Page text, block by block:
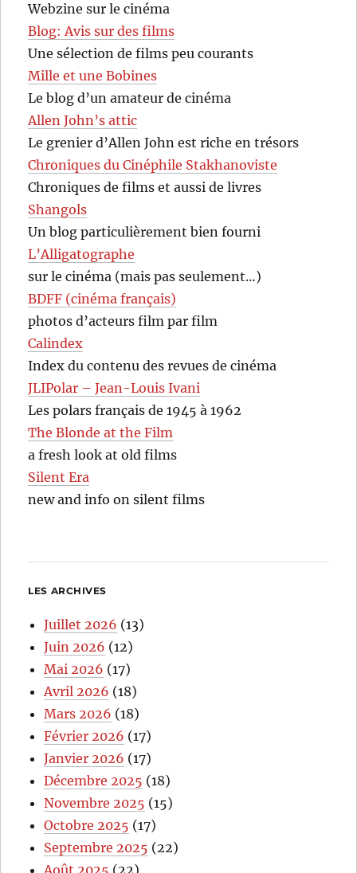
Webzine sur le cinéma
Blog: Avis sur des films
Une sélection de films peu courants
Mille et une Bobines
Le blog d’un amateur de cinéma
Allen John’s attic
Le grenier d’Allen John est riche en trésors
Chroniques du Cinéphile Stakhanoviste
Chroniques de films et aussi de livres
Shangols
Un blog particulièrement bien fourni
L’Alligatographe
sur le cinéma (mais pas seulement…)
BDFF (cinéma français)
photos d’acteurs film par film
Calindex
Index du contenu des revues de cinéma
JLIPolar – Jean-Louis Ivani
Les polars français de 1945 à 1962
The Blonde at the Film
a fresh look at old films
Silent Era
new and info on silent films
LES ARCHIVES
Juillet 2026 (13)
Juin 2026 (12)
Mai 2026 (17)
Avril 2026 (18)
Mars 2026 (18)
Février 2026 (17)
Janvier 2026 (17)
Décembre 2025 (18)
Novembre 2025 (15)
Octobre 2025 (17)
Septembre 2025 (22)